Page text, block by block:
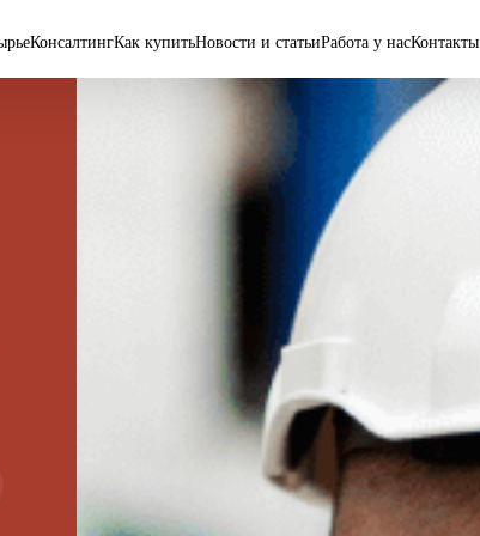
КонсалтингКак купитьНовости и статьиРабота у насКонтакты